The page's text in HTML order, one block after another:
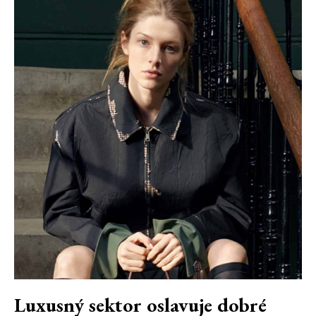
Luxusný sektor oslavuje dobré